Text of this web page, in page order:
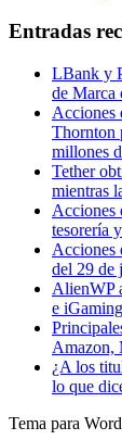
Entradas
LBank y
de Marca
Acciones
Thornton
millones
Tether
mientras
Acciones
tesorería
Acciones
del 29 de
AlienWP
e iGaming
Amazon,
¿A los
lo que
Tema para